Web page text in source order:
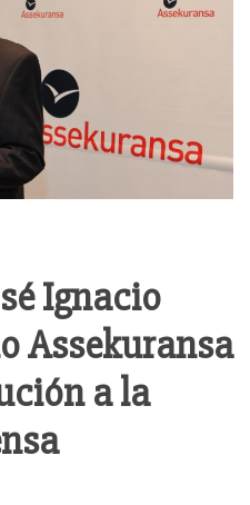
Ignacio
Assekuransa
a la